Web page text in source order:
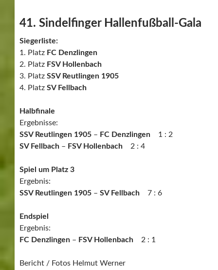
41. Sindelfinger Hallenfußball-Gala
Siegerliste:
1. Platz FC Denzlingen
2. Platz FSV Hollenbach
3. Platz SSV Reutlingen 1905
4. Platz SV Fellbach
Halbfinale
Ergebnisse:
SSV Reutlingen 1905 – FC Denzlingen 1 : 2
SV Fellbach – FSV Hollenbach 2 : 4
Spiel um Platz 3
Ergebnis:
SSV Reutlingen 1905 – SV Fellbach 7 : 6
Endspiel
Ergebnis:
FC Denzlingen – FSV Hollenbach 2 : 1
Bericht / Fotos Helmut Werner